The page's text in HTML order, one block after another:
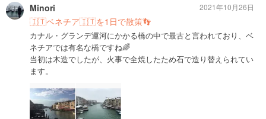
Minori
🇮🇹ベネチア🇮🇹を1日で散策👣
カナル・グランデ運河にかかる橋の中で最古と言われており、ベ
ネチアでは有名な橋ですね🌈
当初は木造でしたが、火事で全焼したため石で造り替えられてい
ます。
2021年10月26日